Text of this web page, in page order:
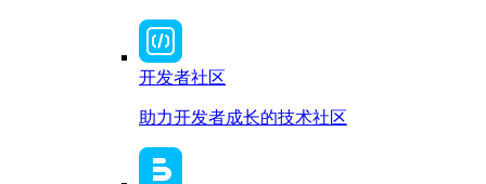
开发者社区
助力开发者成长的技术社区